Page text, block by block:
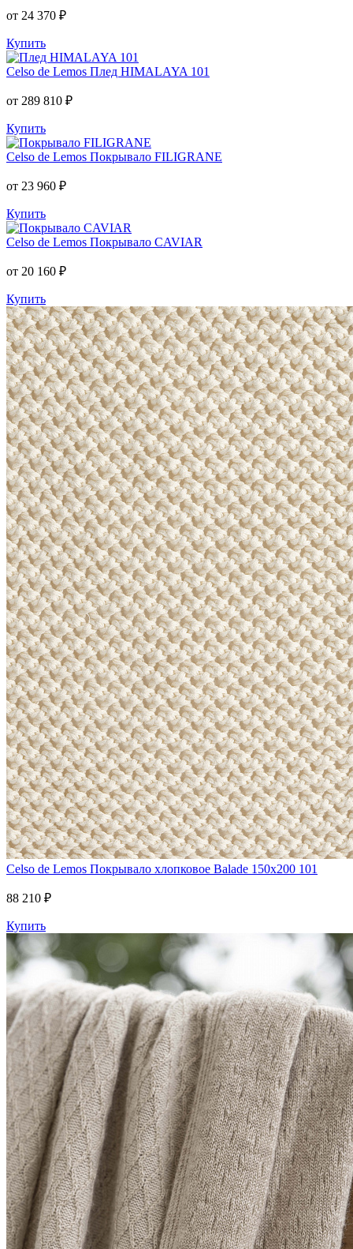
от 24 370 ₽
Купить
Celso de Lemos Плед HIMALAYA 101
от 289 810 ₽
Купить
Celso de Lemos Покрывало FILIGRANE
от 23 960 ₽
Купить
Celso de Lemos Покрывало CAVIAR
от 20 160 ₽
Купить
Celso de Lemos Покрывало хлопковое Balade 150x200 101
88 210 ₽
Купить